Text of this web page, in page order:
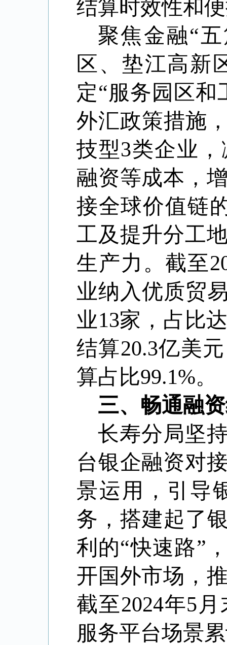
结算时效性和
聚焦金融“
区、垫江高新
定“服务园区和
外汇政策措施
技型3类企业
融资等成本，
接全球价值链
工及提升分工
生产力。截至
业纳入优质贸
业13家，占比
结算20.3亿美
算占比99.1%。
三、畅通融
长寿分局坚
台银企融资对
景运用，引导
务，搭建起了
利的“快速路”
开国外市场，
截至2024年5
服务平台场景